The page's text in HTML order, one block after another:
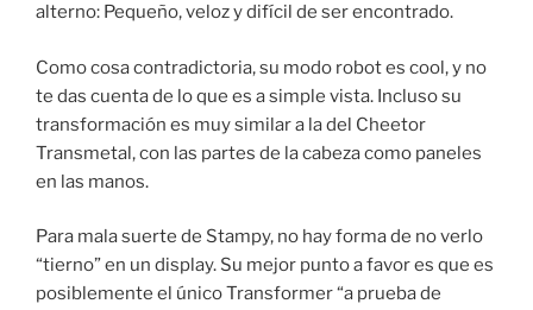
alterno: Pequeño, veloz y difícil de ser encontrado.
Como cosa contradictoria, su modo robot es cool, y no
te das cuenta de lo que es a simple vista. Incluso su
transformación es muy similar a la del Cheetor
Transmetal, con las partes de la cabeza como paneles
en las manos.
Para mala suerte de Stampy, no hay forma de no verlo
“tierno” en un display. Su mejor punto a favor es que es
posiblemente el único Transformer “a prueba de